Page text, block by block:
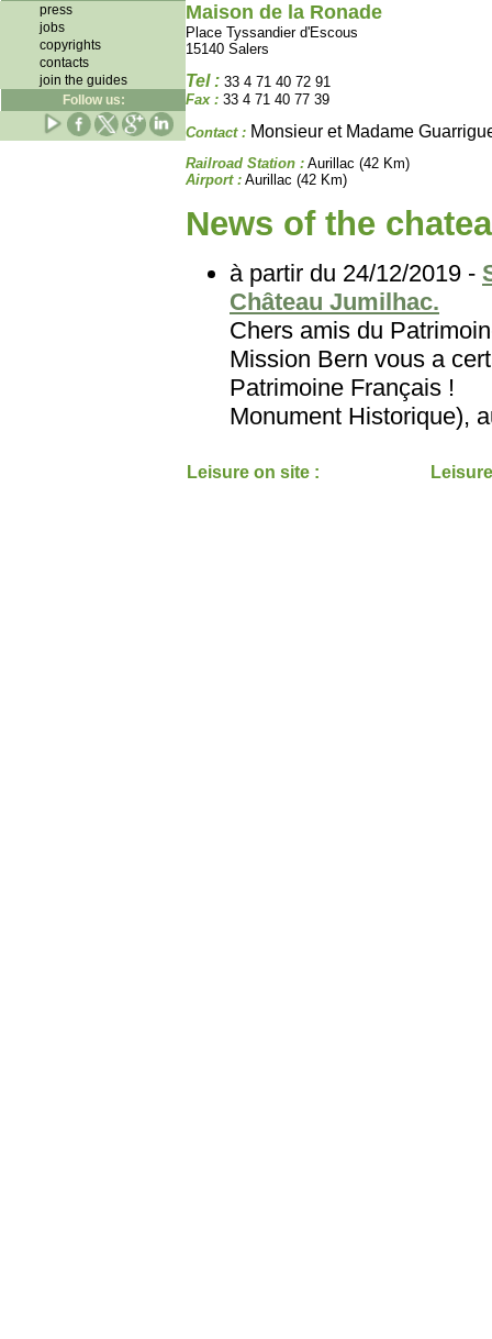
press
jobs
copyrights
contacts
join the guides
Follow us:
Maison de la Ronade
Place Tyssandier d'Escous
15140 Salers
Tel : 33 4 71 40 72 91
Fax : 33 4 71 40 77 39
Contact : Monsieur et Madame
Railroad Station : Aurillac (42 Km)
Airport : Aurillac (42 Km)
News of the
à partir du 24/12/2019 -
Château Jumilhac.
Chers amis du
Mission Bern vous a
Patrimoine
Monument Historique),
Leisure on site :